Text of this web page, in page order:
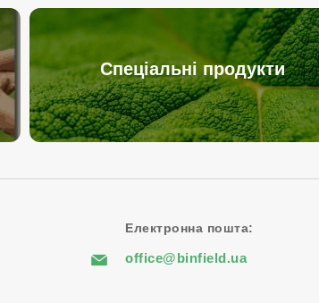
Спеціальні продукти
Електронна пошта:
office@binfield.ua